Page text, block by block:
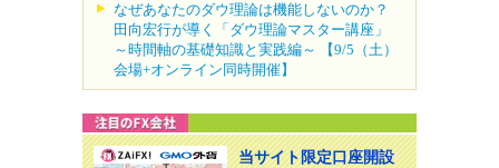
なぜあなたのダウ理論は機能しないのか？
田向宏行が導く「ダウ理論マスター講座」
～時間軸の基礎知識と実践編～ 【9/5（土）
会場+オンライン同時開催】
当サイト限定口座開設